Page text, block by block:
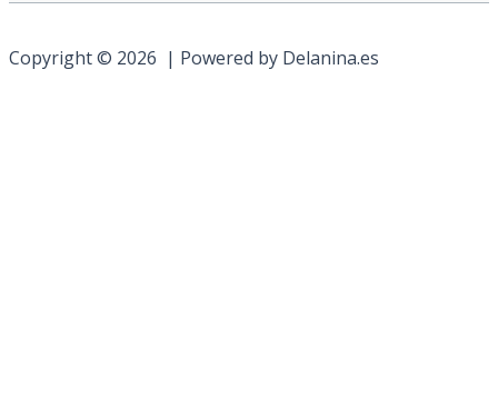
Copyright © 2026 | Powered by Delanina.es